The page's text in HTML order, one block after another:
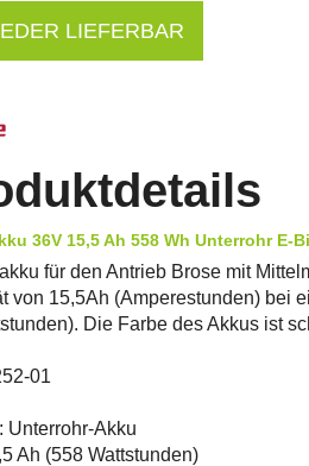
LIEFERBAR
36V 15,5 Ah 558 Wh Unterrohr E-
für den Antrieb Brose mit
von 15,5Ah (Amperestunden) bei
Die Farbe des Akkus ist
01
Unterrohr-Akku
Ah (558 Wattstunden)